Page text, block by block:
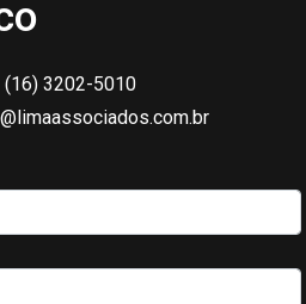
(16) 3202-5010